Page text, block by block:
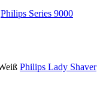
Philips Series 9000
Philips Lady Shaver